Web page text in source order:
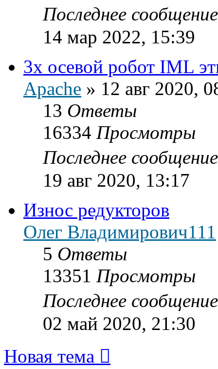
Последнее
14 мар 2022, 15:39
3х осевой робот IML
Apache » 12 авг 2020,
13 Ответы
16334 Просмотры
Последнее
19 авг 2020, 13:17
Износ редукторов
Олег Владимирович111
5 Ответы
13351 Просмотры
Последнее
02 май 2020, 21:30
Новая тема